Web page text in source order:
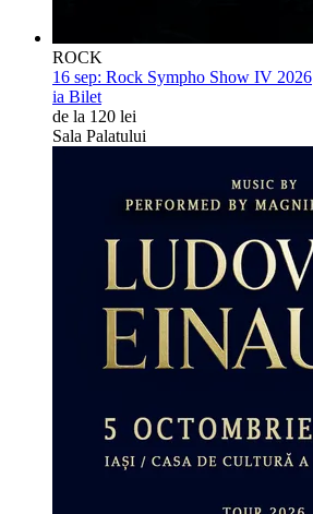
ROCK
16 sep: Rock Sympho Show IV 2026
ia Bilet
de la 120 lei
Sala Palatului